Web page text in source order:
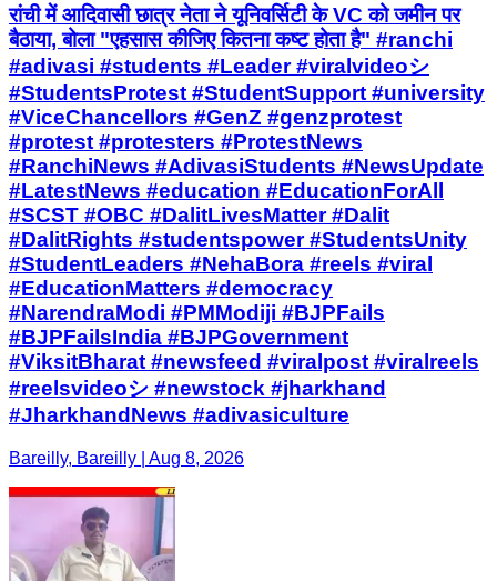
#protest #protesters #ProtestNews
#RanchiNews #AdivasiStudents #NewsUpdate
#LatestNews #education #EducationForAll
#SCST #OBC #DalitLivesMatter #Dalit
#DalitRights #studentspower #StudentsUnity
#StudentLeaders #NehaBora #reels #viral
#EducationMatters #democracy
#NarendraModi #PMModiji #BJPFails
#BJPFailsIndia #BJPGovernment
#ViksitBharat #newsfeed #viralpost #viralreels
#reelsvideoシ #newstock #jharkhand
#JharkhandNews #adivasiculture
Bareilly, Bareilly | Aug 8, 2026